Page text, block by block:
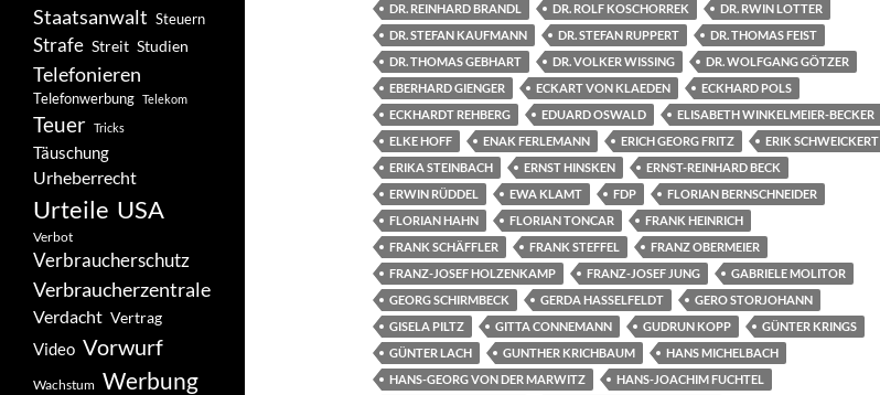
DR. REINHARD BRANDL
DR. ROLF KOSCHORREK
DR. RWIN LOTTER
DR. STEFAN KAUFMANN
DR. STEFAN RUPPERT
DR. THOMAS FEIST
DR. THOMAS GEBHART
DR. VOLKER WISSING
DR. WOLFGANG GÖTZER
EBERHARD GIENGER
ECKART VON KLAEDEN
ECKHARD POLS
ECKHARDT REHBERG
EDUARD OSWALD
ELISABETH WINKELMEIER-BECKER
ELKE HOFF
ENAK FERLEMANN ERICH GEORG FRITZ
ERIK SCHWEICKERT
ERIKA STEINBACH
ERNST HINSKEN
ERNST-REINHARD BECK
ERWIN RÜDDEL
EWA KLAMT FDP
FLORIAN BERNSCHNEIDER
FLORIAN HAHN
FLORIAN TONCAR
FRANK HEINRICH
FRANK SCHÄFFLER
FRANK STEFFEL
FRANZ OBERMEIER
FRANZ-JOSEF HOLZENKAMP
FRANZ-JOSEF JUNG
GABRIELE MOLITOR
GEORG SCHIRMBECK
GERDA HASSELFELDT
GERO STORJOHANN
GISELA PILTZ
GITTA CONNEMANN GUDRUN KOPP
GÜNTER KRINGS
GÜNTER LACH
GUNTHER KRICHBAUM
HANS MICHELBACH
HANS-GEORG VON DER MARWITZ
HANS-JOACHIM FUCHTEL
Staatsanwalt Steuern
Strafe Streit Studien
Telefonieren
Telefonwerbung Telekom
Teuer Tricks
Täuschung
Urheberrecht
Urteile USA
Verbot
Verbraucherschutz
Verbraucherzentrale
Verdacht Vertrag
Video Vorwurf
Wachstum Werbung